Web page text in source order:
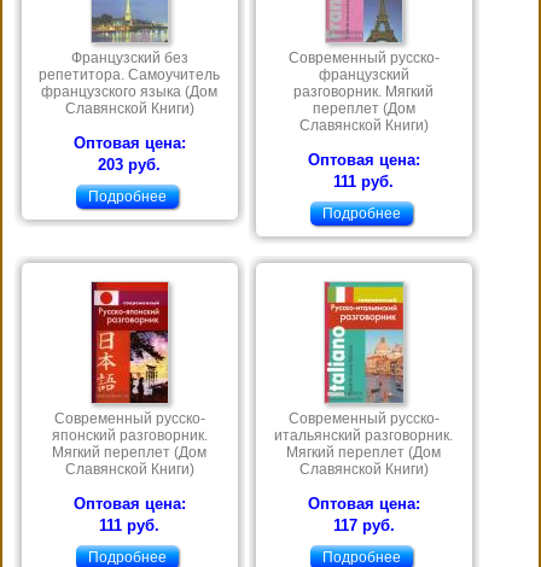
Французский без
репетитора. Самоучитель
французского языка (Дом
Славянской Книги)
Оптовая цена:
203 руб.
Подробнее
Современный русско-
французский
разговорник. Мягкий
переплет (Дом
Славянской Книги)
Оптовая цена:
111 руб.
Подробнее
Современный русско-
японский разговорник.
Мягкий переплет (Дом
Славянской Книги)
Оптовая цена:
111 руб.
Подробнее
Современный русско-
итальянский разговорник.
Мягкий переплет (Дом
Славянской Книги)
Оптовая цена:
117 руб.
Подробнее